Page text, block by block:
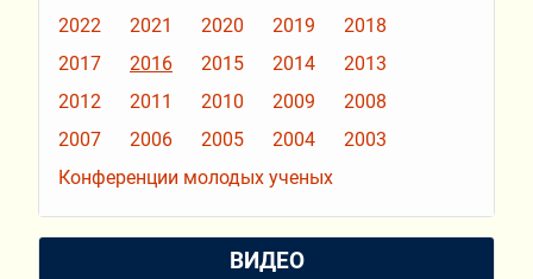
2022
2021 2020 2019
2018
2017
2016 2015 2014
2013
2012
2011 2010 2009
2008
2007
2006 2005 2004
2003
Конференции молодых ученых
ВИДЕО